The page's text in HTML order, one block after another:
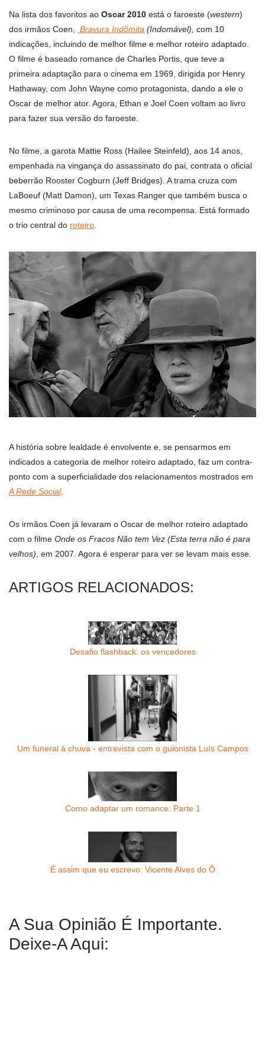
Na lista dos favoritos ao Oscar 2010 está o faroeste (western)
dos irmãos Coen,
Bravura Indômita (Indomável), com 10
indicações, incluindo de melhor filme e melhor roteiro adaptado.
O filme é baseado romance de Charles Portis, que teve a
primeira adaptação para o cinema em 1969, dirigida por Henry
Hathaway, com John Wayne como protagonista, dando a ele o
Oscar de melhor ator. Agora, Ethan e Joel Coen voltam ao livro
para fazer sua versão do faroeste.
No filme, a garota Mattie Ross (Hailee Steinfeld), aos 14 anos,
empenhada na vingança do assassinato do pai, contrata o oficial
beberrão Rooster Cogburn (Jeff Bridges). A trama cruza com
LaBoeuf (Matt Damon), um Texas Ranger que também busca o
mesmo criminoso por causa de uma recompensa. Está formado
o trio central do roteiro
A história sobre lealdade é envolvente e, se pensarmos em
indicados a categoria de melhor roteiro adaptado, faz um contra-
ponto com a superficialidade dos relacionamentos mostrados em
A Rede Social.
Os irmãos Coen já levaram o Oscar de melhor roteiro adaptado
com o filme Onde os Fracos Não tem Vez (Esta terra não é para
velhos), em 2007. Agora é esperar para ver se levam mais esse.
ARTIGOS RELACIONADOS:
Desafio flashback: os vencedores
Um funeral à chuva - entrevista com o guionista Luís Campos
Como adaptar um romance: Parte 1
É assim que eu escrevo: Vicente Alves do Ó
A Sua Opinião É Importante.
Deixe-A Aqui: